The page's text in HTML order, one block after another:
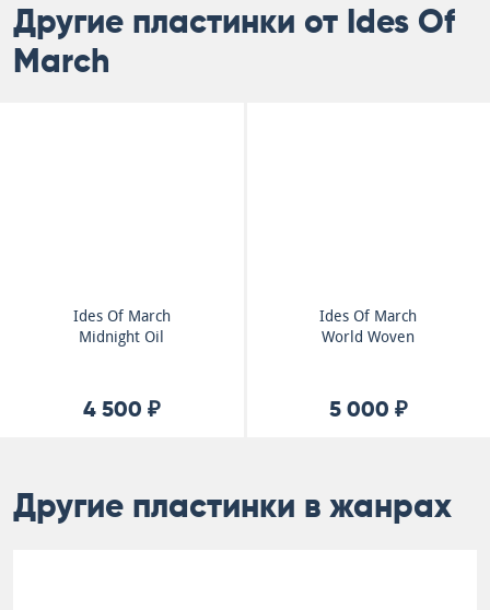
Другие пластинки от Ides Of
March
Ides Of March
Midnight Oil
4 500 ₽
Ides Of March
World Woven
5 000 ₽
Другие пластинки в жанрах